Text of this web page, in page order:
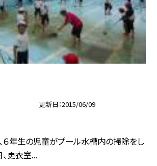
更新日 2015/06/09
６年生の児童がプール水槽内の掃除をし
、更衣室...